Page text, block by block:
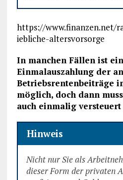
https://www.finanzen.net/
iebliche-altersvorsorge
In manchen Fällen ist
Einmalauszahlung der
Betriebsrentenbeiträge
möglich, doch dann
auch einmalig
Hinweis
Nicht nur Sie als
dieser Form der privaten